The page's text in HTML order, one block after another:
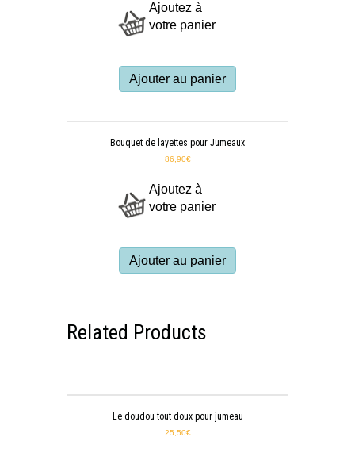
Ajoutez à
votre panier
Ajouter au panier
Bouquet de layettes pour Jumeaux
86,90€
Ajoutez à
votre panier
Ajouter au panier
Related Products
Le doudou tout doux pour jumeau
25,50€